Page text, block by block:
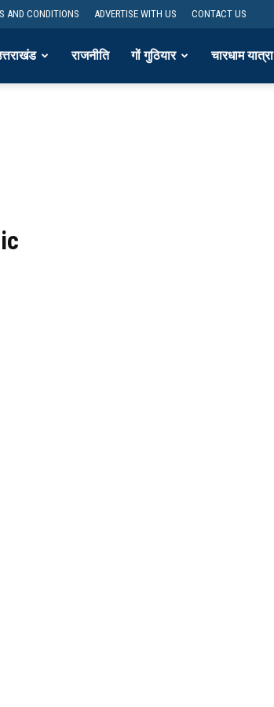
AND CONDITIONS ADVERTISE WITH US CONTACT US
राजनीति गों गुठियार चारधाम यात्रा